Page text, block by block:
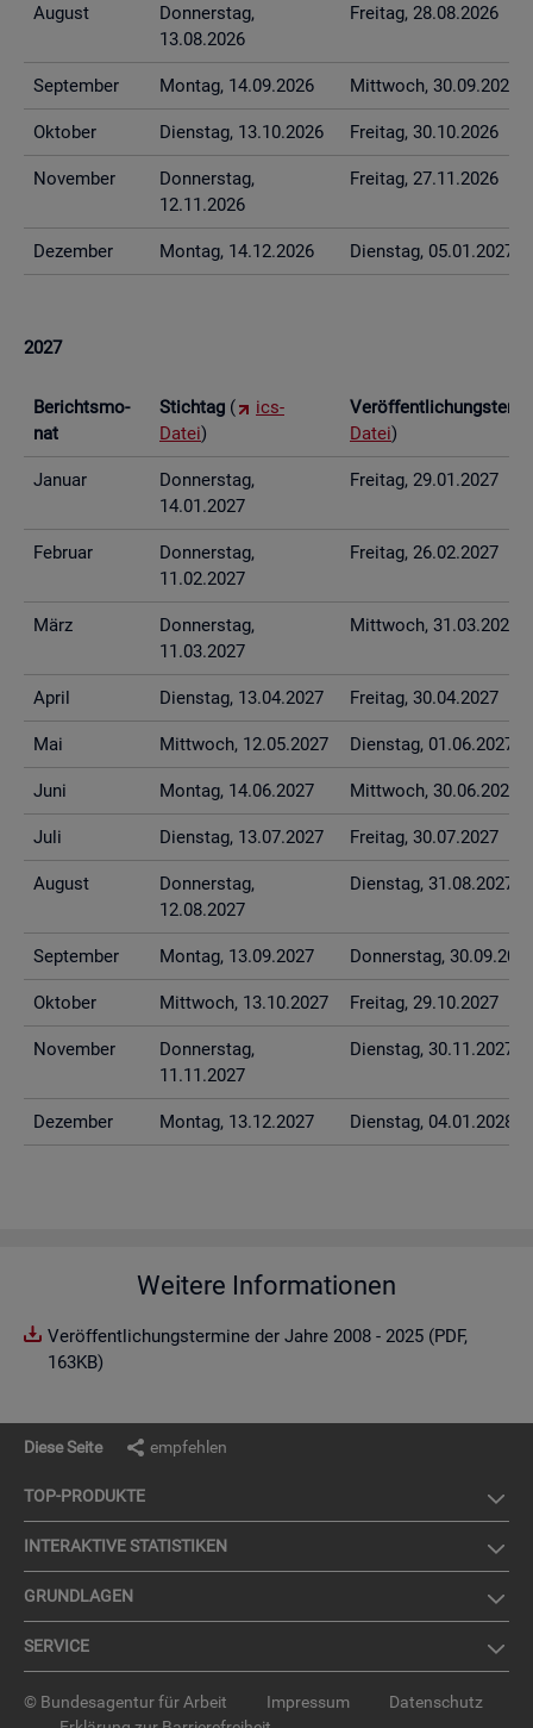
Au­gust
Don­ners­tag,
13.08.2026
Frei­tag, 28.08.2026
Sep­tem­ber Mon­tag, 14.09.2026 Mitt­woch, 30.09.2026
Ok­to­ber Diens­tag, 13.10.2026 Frei­tag, 30.10.2026
No­vem­ber
Don­ners­tag,
12.11.2026
Frei­tag, 27.11.2026
De­zem­ber Mon­tag, 14.12.2026 Diens­tag, 05.01.2027
2027
Be­richts­mo­
nat
Stich­tag (
ics-
Datei)
Datei)
Ja­nu­ar
Don­ners­tag,
14.01.2027
Frei­tag, 29.01.2027
Fe­bru­ar
Don­ners­tag,
11.02.2027
Frei­tag, 26.02.2027
März
Don­ners­tag,
11.03.2027
Mitt­woch, 31.03.2027
April Diens­tag, 13.04.2027 Frei­tag, 30.04.2027
Mai Mitt­woch, 12.05.2027 Diens­tag, 01.06.2027
Juni Mon­tag, 14.06.2027 Mitt­woch, 30.06.2027
Juli Diens­tag, 13.07.2027 Frei­tag, 30.07.2027
Au­gust
Don­ners­tag,
12.08.2027
Diens­tag, 31.08.2027
Sep­tem­ber Mon­tag, 13.09.2027 Don­ners­tag,
Ok­to­ber Mitt­woch, 13.10.2027 Frei­tag, 29.10.2027
No­vem­ber
Don­ners­tag,
11.11.2027
Diens­tag, 30.11.2027
De­zem­ber Mon­tag, 13.12.2027 Diens­tag, 04.01.2028
Weitere Informationen
Veröffentlichungstermine der Jahre 2008 - 2025 (PDF,
163KB)
Diese Seite empfehlen
TOP-PRO­DUK­TE
IN­TER­AK­TI­VE STA­TIS­TI­KEN
GRUND­LA­GEN
SER­VICE
© Bundesagentur für Arbeit Impressum
Datenschutz